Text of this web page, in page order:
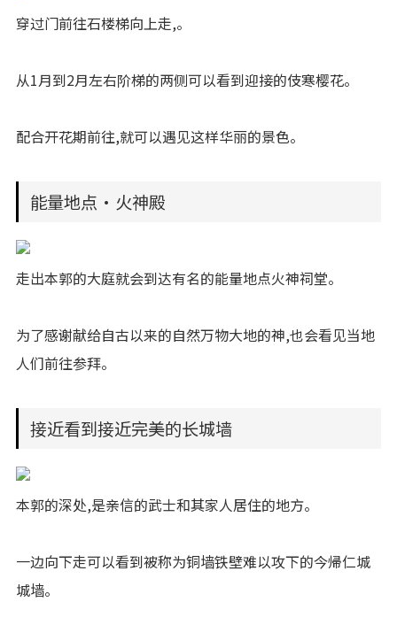
穿过门前往石楼梯向上走,。
从1月到2月左右阶梯的两侧可以看到迎接的伎寒樱花。
配合开花期前往,就可以遇见这样华丽的景色。
能量地点·火神殿
走出本郭的大庭就会到达有名的能量地点火神祠堂。
为了感谢献给自古以来的自然万物大地的神,也会看见当地
人们前往参拜。
接近看到接近完美的长城墙
本郭的深处,是亲信的武士和其家人居住的地方。
一边向下走可以看到被称为铜墙铁壁难以攻下的今帰仁城
城墙。